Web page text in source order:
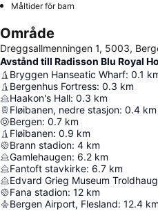
Måltider för barn
Område
Dreggsallmenningen 1, 5003,
Avstånd till Radisson Blu Royal
Bryggen Hanseatic Wharf: 0.1
Bergenhus Fortress: 0.3 km
Haakon's Hall: 0.3 km
Fløibanen, nedre stasjon: 0.4 km
Bergen: 0.7 km
Fløibanen: 0.9 km
Brann stadion: 4 km
Gamlehaugen: 6.2 km
Fantoft stavkirke: 6.7 km
Edvard Grieg Museum
Fana stadion: 12 km
Bergen Airport, Flesland: 12.4 km